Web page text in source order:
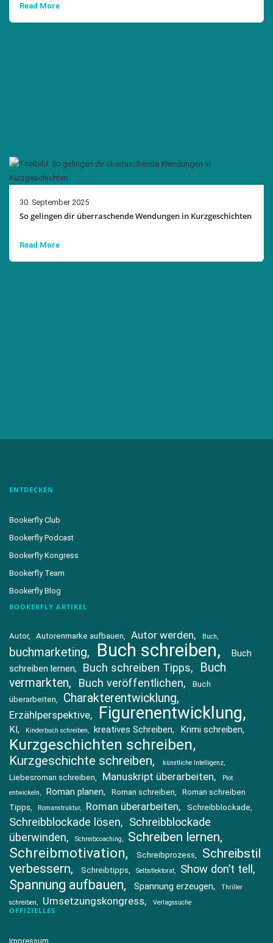
Read More
30. September 2025
So gelingen dir überraschende Wendungen in Kurzgeschichten
Read More
ENTDECKEN
Bookerfly Club
Bookerfly Podcast
Bookerfly Kongress
Bookerfly Team
Bookerfly Blog
BOOKERFLY ARTIKEL
Autor Autorenmarke aufbauen Autor werden Buch
buchmarketing Buch schreiben
Buch
schreiben lernen
Buch schreiben Tipps
Buch
vermarkten
Buch veröffentlichen
Buch
überarbeiten
Charakterentwicklung
Erzählperspektive Figurenentwicklung
KI Kinderbuch schreiben kreatives Schreiben Krimi schreiben
Kurzgeschichten schreiben
Kurzgeschichte schreiben künstliche Intelligenz
Liebesroman schreiben Manuskript überarbeiten
Plot
entwickeln
Roman planen Roman schreiben
Roman schreiben
Tipps
Romanstruktur Roman überarbeiten Schreibblockade
Schreibblockade lösen
Schreibblockade
überwinden
Schreibcoaching Schreiben lernen
Schreibmotivation Schreibprozess
Schreibstil
verbessern
Schreibtipps Selbstlektorat Show don’t tell
Spannung aufbauen Spannung erzeugen
Thriller
schreiben
Umsetzungskongress Verlagssuche
OFFIZIELLES
Impressum